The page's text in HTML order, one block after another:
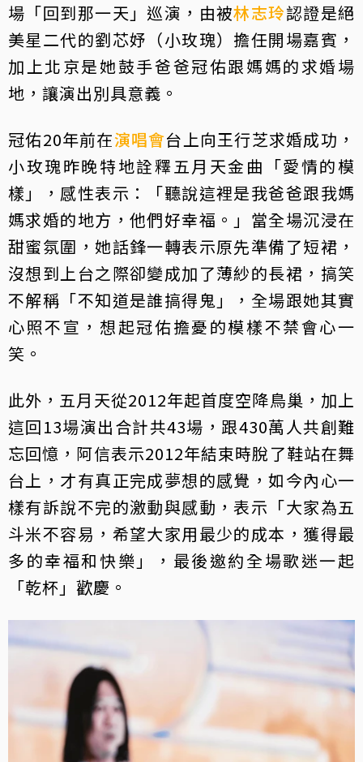
場「回到那一天」巡演，由被林志玲認證是絕
美星二代的劉芯妤（小玫瑰）擔任開場嘉賓，
加上北京是她鼓手爸爸冠佑跟媽媽的求婚場
地，讓演出別具意義。
冠佑20年前在演唱會台上向王行芝求婚成功，
小玫瑰昨晚特地詮釋五月天金曲「愛情的模
樣」，感性表示：「聽說這裡是我爸爸跟我媽
媽求婚的地方，他們好幸福。」當全場沉浸在
甜蜜氛圍，她話鋒一轉表示原先準備了短裙，
沒想到上台之際卻變成加了薄紗的長裙，搞笑
不解稱「不知道是誰搞得鬼」，全場跟她其實
心照不宣，想起冠佑擔憂的模樣不禁會心一
笑。
此外，五月天從2012年起首度空降鳥巢，加上
這回13場演出合計共43場，跟430萬人共創難
忘回憶，阿信表示2012年結束時脫了鞋站在舞
台上，才有真正完成夢想的感覺，如今內心一
樣有訴說不完的激動與感動，表示「大家為五
斗米不容易，希望大家用最少的成本，獲得最
多的幸福和快樂」，最後邀約全場歌迷一起
「乾杯」歡慶。